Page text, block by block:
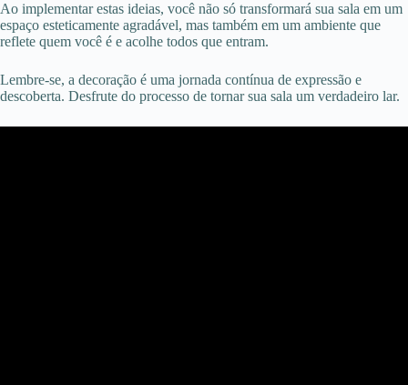
Ao implementar estas ideias, você não só transformará sua sala em um
espaço esteticamente agradável, mas também em um ambiente que
reflete quem você é e acolhe todos que entram.
Lembre-se, a decoração é uma jornada contínua de expressão e
descoberta. Desfrute do processo de tornar sua sala um verdadeiro lar.